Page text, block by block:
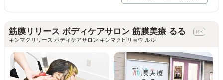
筋膜リリース ボディケアサロン 筋膜美療 るる
キンマクリリース ボディケアサロン キンマクビリョウ ルル